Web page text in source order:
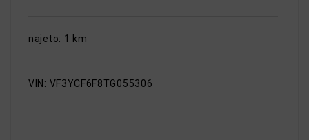
najeto: 1 km
VIN: VF3YCF6F8TG055306